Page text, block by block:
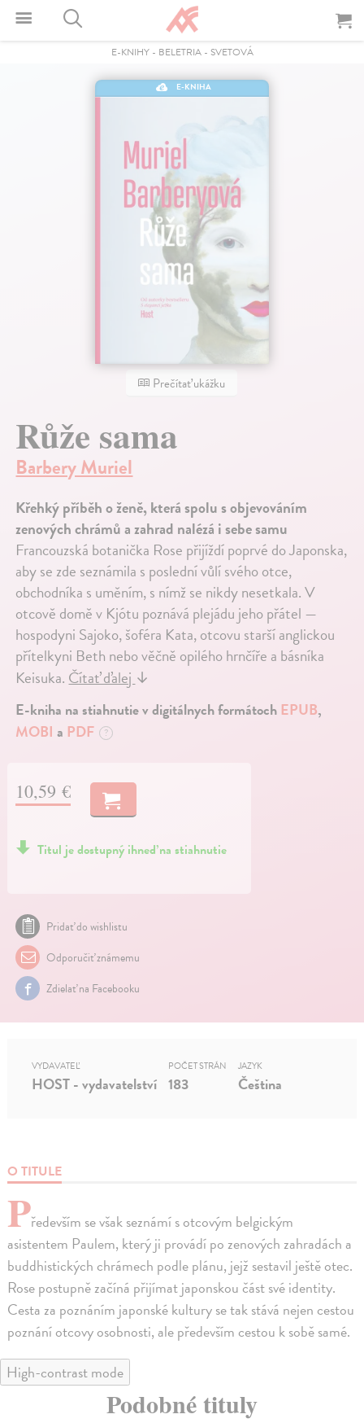
E-KNIHY- BELETRIA- SVETOVÁ
E-KNIHA
Prečítať ukážku
Růže sama
Barbery Muriel
Křehký příběh o ženě, která spolu s objevováním
zenových chrámů a zahrad nalézá i sebe samu
Francouzská botanička Rose přijíždí poprvé do Japonska,
aby se zde seznámila s poslední vůlí svého otce,
obchodníka s uměním, s nímž se nikdy nesetkala. V
otcově domě v Kjótu poznává plejádu jeho přátel —
hospodyni Sajoko, šoféra Kata, otcovu starší anglickou
přítelkyni Beth nebo věčně opilého hrnčíře a básníka
Keisuka.Čítať ďalej↓
E-kniha na stiahnutie v digitálnych formátochEPUB,
MOBI a PDF ?
10,59 €
Titul je dostupný ihneď na stiahnutie
Pridať do wishlistu
Odporučiť známemu
Zdielať na Facebooku
O TITULE
Především se však seznámí s otcovým belgickým
asistentem Paulem, který ji provádí po zenových zahradách a
buddhistických chrámech podle plánu, jejž sestavil ještě otec.
Rose postupně začíná přijímat japonskou část své identity.
Cesta za poznáním japonské kultury se tak stává nejen cestou
poznání otcovy osobnosti, ale především cestou k sobě samé.
VYDAVATEĽ
HOST - vydavatelství
POČET STRÁN
183
JAZYK
Čeština
High-contrast mode
Podobné tituly